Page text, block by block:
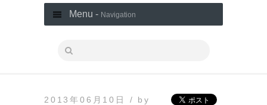
Menu - Navigation
2013年06月10日 / by